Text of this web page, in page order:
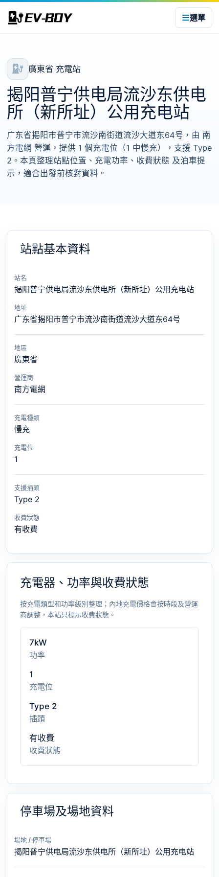
選單
廣東省 充電站
揭阳普宁供电局流沙东供电
所（新所址）公用充电站
广东省揭阳市普宁市流沙南街道流沙大道东64号，由 南
方電網 營運，提供 1 個充電位（1 中慢充），支援 Type
2。本頁整理站點位置、充電功率、收費狀態 及泊車提
示，適合出發前核對資料。
站點基本資料
站名
揭阳普宁供电局流沙东供电所（新所址）公用充电站
地址
广东省揭阳市普宁市流沙南街道流沙大道东64号
地區
廣東省
營運商
南方電網
充電種類
慢充
充電位
1
支援插頭
Type 2
收費狀態
有收費
充電器、功率與收費狀態
按充電類型和功率級別整理；內地充電價格會按時段及營運
商調整，本站只標示收費狀態。
7kW
功率
1
充電位
Type 2
插頭
有收費
收費狀態
停車場及場地資料
場地 / 停車場
揭阳普宁供电局流沙东供电所（新所址）公用充电站